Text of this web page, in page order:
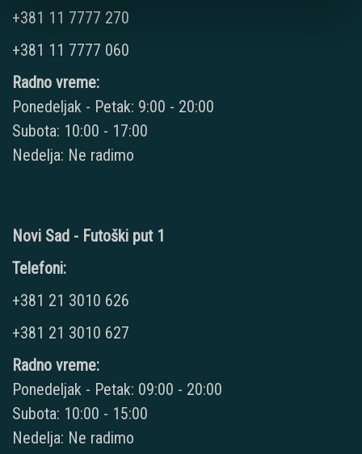
+381 11 7777 270
+381 11 7777 060
Radno vreme:
Ponedeljak - Petak: 9:00 - 20:00
Subota: 10:00 - 17:00
Nedelja: Ne radimo
Novi Sad - Futoški put 1
Telefoni:
+381 21 3010 626
+381 21 3010 627
Radno vreme:
Ponedeljak - Petak: 09:00 - 20:00
Subota: 10:00 - 15:00
Nedelja: Ne radimo